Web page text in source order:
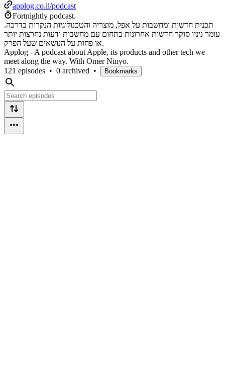
applog.co.il/podcast
Fortnightly podcast.
תכנית חדשות ומחשבות על אפל, מוצריה והטכנולוגיות הנקרות בדרכה.
עומר ניניו סוקר חדשות אחרונות בתחום עם מחשבות ודעות נחרצות יותר
או פחות על הנושאים שעל הפרק.
Applog - A podcast about Apple, its products and other tech we
meet along the way. With Omer Ninyo.
121 episodes • 0 archived • Bookmarks